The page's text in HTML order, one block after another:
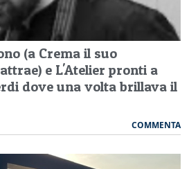
(a Crema il suo
e L'Atelier pronti a
dove una volta brillava il
COMMENTA